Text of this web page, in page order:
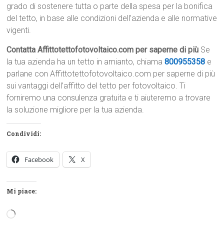
grado di sostenere tutta o parte della spesa per la bonifica
del tetto, in base alle condizioni dell’azienda e alle normative
vigenti.
Contatta Affittotettofotovoltaico.com per saperne di più Se
la tua azienda ha un tetto in amianto, chiama800955358 e
parlane con Affittotettofotovoltaico.com per saperne di più
sui vantaggi dell’affitto del tetto per fotovoltaico. Ti
forniremo una consulenza gratuita e ti aiuteremo a trovare
la soluzione migliore per la tua azienda.
Condividi:
Facebook X
Mi piace:
Caricamento